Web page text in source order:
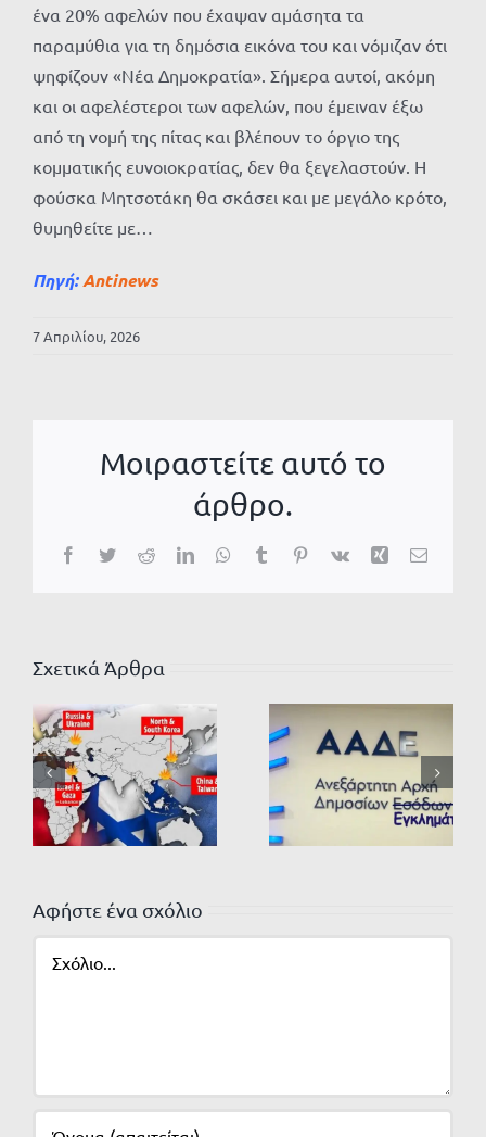
ένα 20% αφελών που έχαψαν αμάσητα τα
παραμύθια για τη δημόσια εικόνα του και νόμιζαν ότι
ψηφίζουν «Νέα Δημοκρατία». Σήμερα αυτοί, ακόμη
και οι αφελέστεροι των αφελών, που έμειναν έξω
από τη νομή της πίτας και βλέπουν το όργιο της
κομματικής ευνοιοκρατίας, δεν θα ξεγελαστούν. Η
φούσκα Μητσοτάκη θα σκάσει και με μεγάλο κρότο,
θυμηθείτε με…
Πηγή: Αntinews
7 Απριλίου, 2026
Μοιραστείτε αυτό το
άρθρο.
Facebook
TwitterRedditLinkedInWhatsApp
TumblrPinterest
Vk Xing Email
Σχετικά Άρθρα
Αφήστε ένα σχόλιο